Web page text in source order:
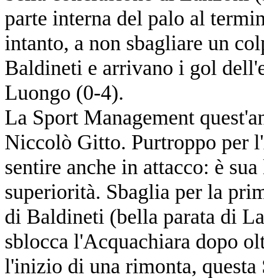
parte interna del palo al
intanto, a non sbagliare un
Baldineti e arrivano i gol
Luongo (0-4).
La Sport Management
Niccolò Gitto. Purtroppo per
sentire anche in attacco: è
superiorità. Sbaglia per la
di Baldineti (bella parata di
sblocca l'Acquachiara dopo
l'inizio di una rimonta, questa